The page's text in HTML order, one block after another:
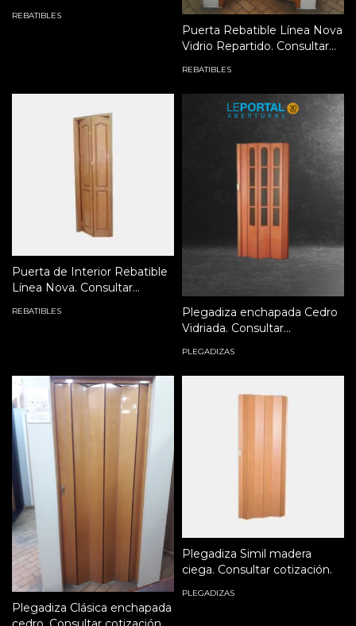
REBATIBLES
Puerta Rebatible Línea Nova
Vidrio Repartido. Consultar
REBATIBLES
Puerta de Interior Rebatible
Línea Nova. Consultar
REBATIBLES
Plegadiza enchapada Cedro
Vidriada. Consultar
PLEGADIZAS
Plegadiza Clásica enchapada
Plegadiza Simil madera
ciega. Consultar cotización.
PLEGADIZAS